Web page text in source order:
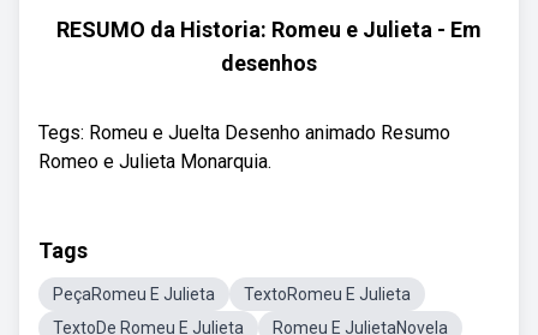
RESUMO da Historia: Romeu e Julieta - Em
desenhos
Tegs: Romeu e Juelta Desenho animado Resumo
Romeo e Julieta Monarquia.
Tags
PeçaRomeu E Julieta
TextoRomeu E Julieta
TextoDe Romeu E Julieta
Romeu E JulietaNovela